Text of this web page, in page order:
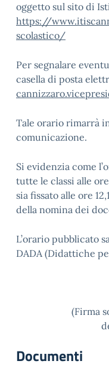
oggetto sul sito di
https://
scolastico/
Per segnalare
casella di posta
Tale orario rimarrà
comunicazione.
Si evidenzia come
tutte le classi alle
sia fissato alle ore
della nomina dei
L’orario pubblicato
DADA (Didattiche
(Firma
Documenti